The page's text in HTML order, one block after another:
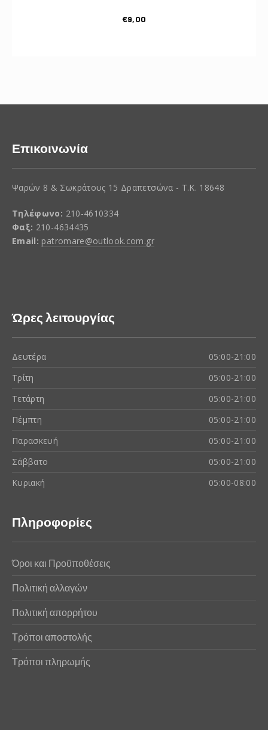
€9,00
Επικοινωνία
Ψαρών 8 & Σωκράτους 15 Δραπετσώνα - Τ.Κ. 18648
Τηλέφωνο: 210-4610334
Φαξ: 210-4634435
Email: patromare@outlook.com.gr
Ώρες λειτουργίας
Δευτέρα
05:00-21:00
Τρίτη
05:00-21:00
Τετάρτη
05:00-21:00
Πέμπτη
05:00-21:00
Παρασκευή
05:00-21:00
Σάββατο
05:00-21:00
Κυριακή
05:00-08:00
Πληροφορίες
Όροι και Προϋποθέσεις
Πολιτική αλλαγών
Πολιτική απορρήτου
Τρόποι αποστολής
Τρόποι πληρωμής